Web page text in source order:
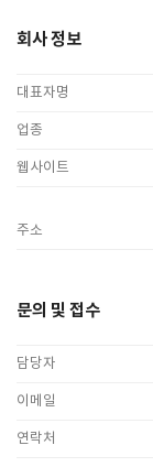
회사 정보
대표자명
업종
웹사이트
주소
문의 및 접수
담당자
이메일
연락처